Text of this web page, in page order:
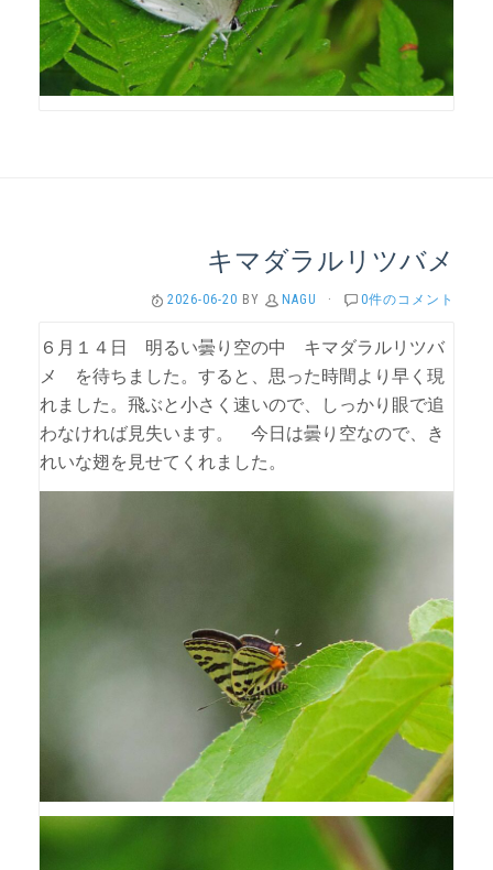
キマダラルリツバメ
2026-06-20 BY NAGU · 0件のコメント
６月１４日 明るい曇り空の中 キマダラルリツバ
メ を待ちました。すると、思った時間より早く現
れました。飛ぶと小さく速いので、しっかり眼で追
わなければ見失います。 今日は曇り空なので、き
れいな翅を見せてくれました。